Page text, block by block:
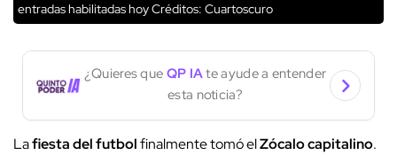
entradas habilitadas hoyCréditos: Cuartoscuro
¿Quieres que QP IAte ayude a entender
esta noticia?
Lafiesta del futbolfinalmente tomó elZócalo capitalino.